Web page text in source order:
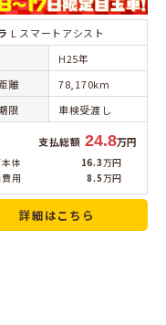
L スマートアシスト
H25年
離
78,170km
限
車検受渡し
支払総額 24.8万円
体 16.3万円
用
8.5万円
詳細はこちら